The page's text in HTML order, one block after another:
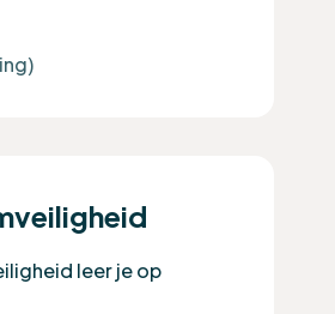
leer je op